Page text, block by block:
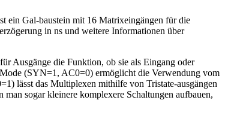
ein Gal-baustein mit 16 Matrixeingängen für die
in ns und weitere Informationen über
Ausgänge die Funktion, ob sie als Eingang oder
(SYN=1, AC0=0) ermöglicht die Verwendung vom
lässt das Multiplexen mithilfe von Tristate-ausgängen
sogar kleinere komplexere Schaltungen aufbauen,